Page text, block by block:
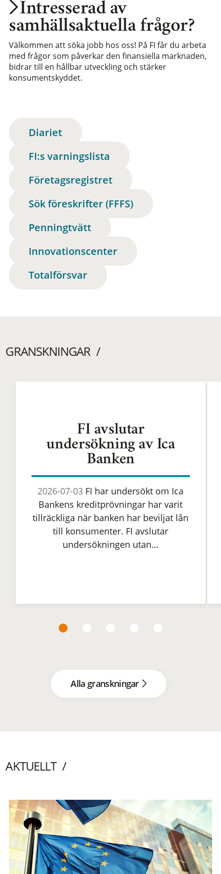
Intresserad av
samhällsaktuella frågor?
Välkommen att söka jobb hos oss! På FI får du arbeta
med frågor som påverkar den finansiella marknaden,
bidrar till en hållbar utveckling och stärker
konsumentskyddet.
Diariet
FI:s varningslista
Företagsregistret
Sök föreskrifter (FFFS)
Penningtvätt
Innovationscenter
Totalförsvar
GRANSKNINGAR
FI avslutar
undersökning av Ica
Banken
2026-07-03 FI har undersökt om Ica
Bankens kreditprövningar har varit
tillräckliga när banken har beviljat lån
till konsumenter. FI avslutar
undersökningen utan…
Alla granskningar
AKTUELLT